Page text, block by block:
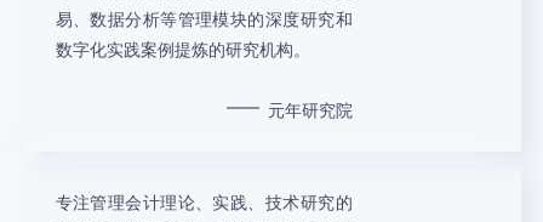
易、数据分析等管理模块的深度研究和
数字化实践案例提炼的研究机构。
元年研究院
专注管理会计理论、实践、技术研究的